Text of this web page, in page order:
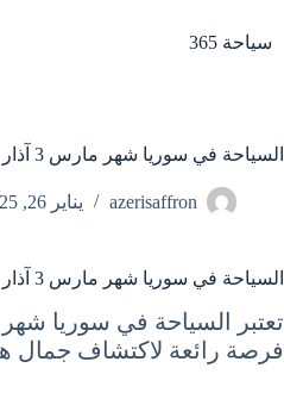
المحتوى
سياحة 365
السياحة في سوريا شهر مارس 3 آذار March
azerisaffron يناير 26, 2025
السياحة في سوريا شهر مارس 3 آذار March
فرصة رائعة لاكتشاف جمال